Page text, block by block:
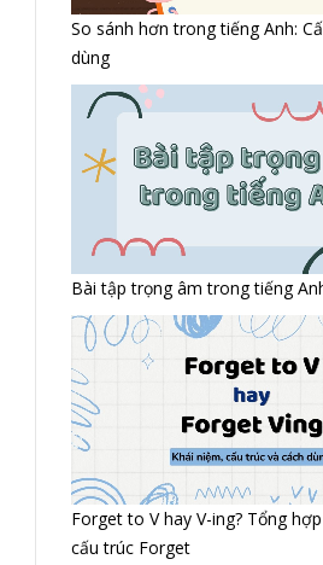
So sánh hơn trong tiếng Anh:
dùng
Bài tập trọng âm trong tiếng
Forget to V hay V-ing? Tổng
cấu trúc Forget